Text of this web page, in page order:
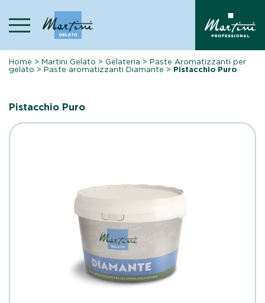
content
Home >Martini Gelato > Gelateria >Paste Aromatizzanti per
gelato >Paste aromatizzanti Diamante > Pistacchio Puro
Pistacchio Puro